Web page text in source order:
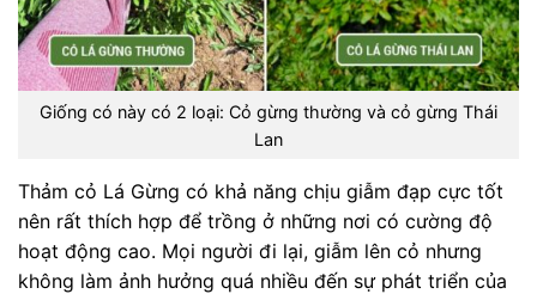
Giống có này có 2 loại: Cỏ gừng thường và cỏ gừng Thái
Lan
Thảm cỏ Lá Gừng có khả năng chịu giẫm đạp cực tốt
nên rất thích hợp để trồng ở những nơi có cường độ
hoạt động cao. Mọi người đi lại, giẫm lên cỏ nhưng
không làm ảnh hưởng quá nhiều đến sự phát triển của